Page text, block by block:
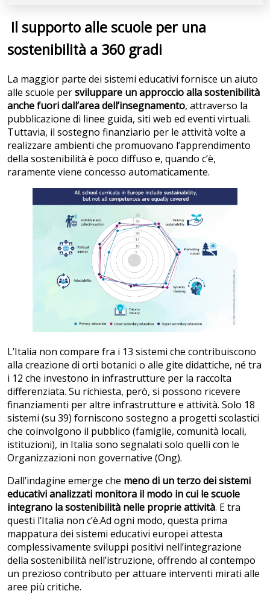
Il supporto alle scuole per una
sostenibilità a 360 gradi
La maggior parte dei sistemi educativi fornisce un aiuto
alle scuole persviluppare un approccio alla sostenibilità
anche fuori dall’area dell’insegnamento, attraverso la
pubblicazione di linee guida, siti web ed eventi virtuali.
Tuttavia, il sostegno finanziario per le attività volte a
realizzare ambienti che promuovano l’apprendimento
della sostenibilità è poco diffuso e, quando c’è,
raramente viene concesso automaticamente.
L’Italia non compare fra i 13 sistemi che contribuiscono
alla creazione di orti botanici o alle gite didattiche, né tra
i 12 che investono in infrastrutture per la raccolta
differenziata. Su richiesta, però, si possono ricevere
finanziamenti per altre infrastrutture e attività. Solo 18
sistemi (su 39) forniscono sostegno a progetti scolastici
che coinvolgono il pubblico (famiglie, comunità locali,
istituzioni), in Italia sono segnalati solo quelli con le
Organizzazioni non governative (Ong).
Dall’indagine emerge che meno di un terzo dei sistemi
educativi analizzati monitora il modo in cui le scuole
integrano la sostenibilità nelle proprie attività. E tra
questi l’Italia non c’è.Ad ogni modo, questa prima
mappatura dei sistemi educativi europei attesta
complessivamente sviluppi positivi nell’integrazione
della sostenibilità nell’istruzione, offrendo al contempo
un prezioso contributo per attuare interventi mirati alle
aree più critiche.